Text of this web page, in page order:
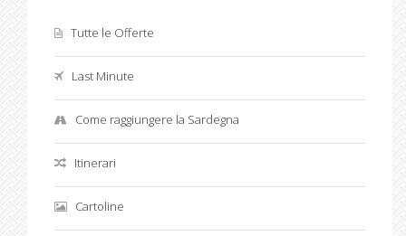
Tutte le Offerte
Last Minute
Come raggiungere la Sardegna
Itinerari
Cartoline